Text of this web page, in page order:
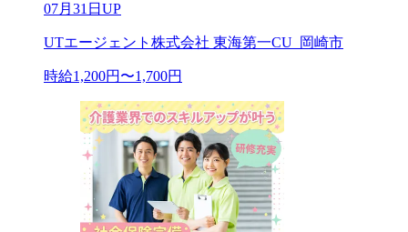
07月31日UP
UTエージェント株式会社 東海第一CU_岡崎市
時給1,200円〜1,700円